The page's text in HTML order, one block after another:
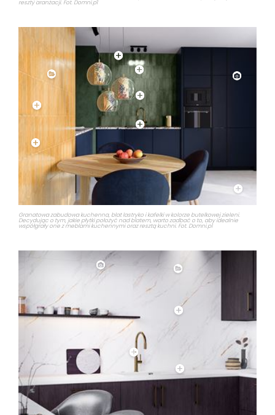
reszty aranżacji. Fot. Domni.pl
Granatowa zabudowa kuchenna, blat lastryko i kafelki w kolorze butelkowej zieleni.
Decydując o tym, jakie płytki położyć nad blatem, warto zadbać o to, aby idealnie
współgrały one z meblami kuchennymi oraz resztą kuchni. Fot. Domni.pl